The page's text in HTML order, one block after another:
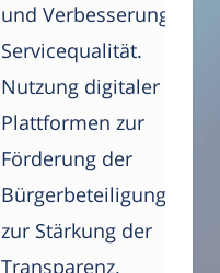
und Verbesserung der
Servicequalität.
Nutzung digitaler
Plattformen zur
Förderung der
Bürgerbeteiligung und
zur Stärkung der
Transparenz.